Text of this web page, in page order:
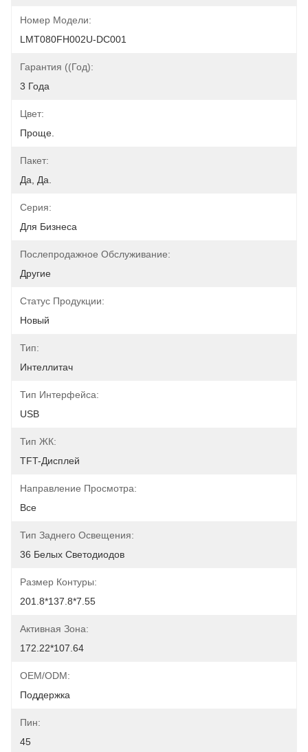
Номер Модели:
LMT080FH002U-DC001
Гарантия ((Год):
3 Года
Цвет:
Проще.
Пакет:
Да, Да.
Серия:
Для Бизнеса
Послепродажное Обслуживание:
Другие
Статус Продукции:
Новый
Тип:
Интеллитач
Тип Интерфейса:
USB
Тип ЖК:
TFT-Дисплей
Направление Просмотра:
Все
Тип Заднего Освещения:
36 Белых Светодиодов
Размер Контуры:
201.8*137.8*7.55
Активная Зона:
172.22*107.64
OEM/ODM:
Поддержка
Пин:
45